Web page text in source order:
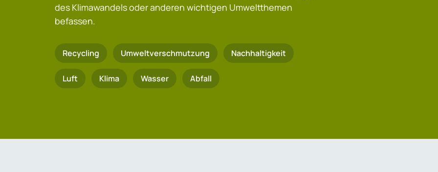
des Klimawandels oder anderen wichtigen Umweltthemen
befassen.
Recycling Umweltverschmutzung Nachhaltigkeit
Luft Klima Wasser Abfall